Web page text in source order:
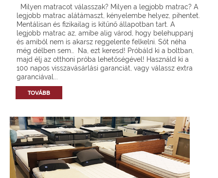
Milyen matracot válasszak? Milyen a legjobb matrac? A
legjobb matrac alátámaszt, kényelembe helyez, pihentet.
Mentálisan és fizikailag is kitűnő állapotban tart. A
legjobb matrac az, amibe alig várod, hogy belehuppanj
és amiből nem is akarsz reggelente felkelni. Sőt néha
még délben sem… Na, ezt keresd! Próbáld ki a boltban,
majd élj az otthoni próba lehetőségével! Használd ki a
100 napos visszavásárlási garanciát, vagy válassz extra
garanciával...
TOVÁBB